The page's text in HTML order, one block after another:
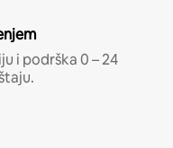
i podrška 0 – 24